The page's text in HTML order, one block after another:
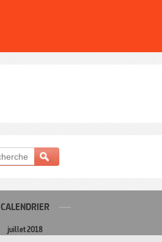
CALENDRIER
juillet 2018